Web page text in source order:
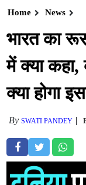
Home News
भारत का
में क्या
क्या होगा
BySWATI PANDEY